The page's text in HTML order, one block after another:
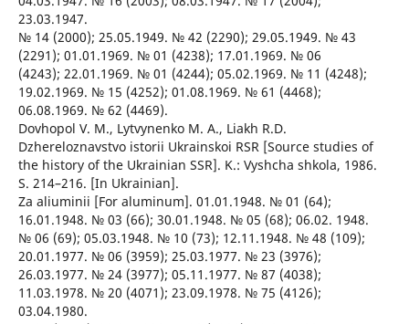
23.03.1947.
№ 14 (2000); 25.05.1949. № 42 (2290); 29.05.1949. № 43
(2291); 01.01.1969. № 01 (4238); 17.01.1969. № 06
(4243); 22.01.1969. № 01 (4244); 05.02.1969. № 11 (4248);
19.02.1969. № 15 (4252); 01.08.1969. № 61 (4468);
06.08.1969. № 62 (4469).
Dovhopol V. M., Lytvynenko M. A., Liakh R.D.
Dzhereloznavstvo istorii Ukrainskoi RSR [Source studies of
the history of the Ukrainian SSR]. K.: Vyshcha shkola, 1986.
S. 214–216. [In Ukrainian].
Za aliuminii [For aluminum]. 01.01.1948. № 01 (64);
16.01.1948. № 03 (66); 30.01.1948. № 05 (68); 06.02. 1948.
№ 06 (69); 05.03.1948. № 10 (73); 12.11.1948. № 48 (109);
20.01.1977. № 06 (3959); 25.03.1977. № 23 (3976);
26.03.1977. № 24 (3977); 05.11.1977. № 87 (4038);
11.03.1978. № 20 (4071); 23.09.1978. № 75 (4126);
03.04.1980.